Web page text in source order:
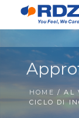
HOME / AL
CICLO DI